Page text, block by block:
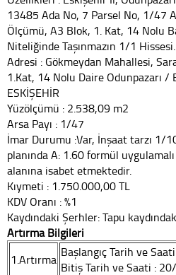
13485 Ada No, 7 Parsel No, 1/47
Ölçümü, A3 Blok, 1. Kat, 14 Nolu
Niteliğinde Taşınmazın 1/1 Hissesi.
Adresi : Gökmeydan Mahallesi,
1.Kat, 14 Nolu Daire Odunpazarı /
ESKİŞEHİR
Yüzölçümü : 2.538,09 m2
Arsa Payı : 1/47
İmar Durumu :Var, İnşaat tarzı 1/
planında A: 1.60 formül
alanına isabet etmektedir.
Kıymeti : 1.750.000,00 TL
KDV Oranı : %1
Kaydındaki Şerhler: Tapu
Artırma Bilgileri
1.Artırma Başlangıç Tarih ve
Bitiş Tarih ve Saati :